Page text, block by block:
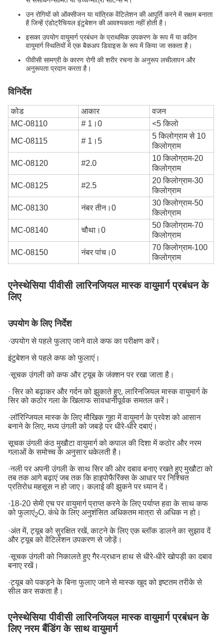
उन रोगियों को ऑक्सीजन या यांत्रिक वेंटिलेशन की आपूर्ति करने में सक्षम बनाता
है जिन्हें एंडोट्रैचियल इंटुबेशन की आवश्यकता नहीं होती है।
इसका उपयोग वायुमार्ग प्रबंधन के प्राथमिक उपकरण के रूप में या कठिन
वायुमार्ग स्थितियों में एक बैकअप डिवाइस के रूप में किया जा सकता है।
पीवीसी सामग्री के कारण रोगी की शरीर रचना के अनुरूप लचीलापन और
अनुरूपता प्रदान करता है।
विनिर्देश
कोड आकार
वजन
MC-08110
# 1।0 <5 किलो
MC-08115 # 1।5
5 किलोग्राम से 10
किलोग्राम
MC-08120 #2.0
10 किलोग्राम-20
किलोग्राम
MC-08125 #2.5
20 किलोग्राम-30
किलोग्राम
MC-08130 नंबर तीन।0
30 किलोग्राम-50
किलोग्राम
MC-08140 चौथा।0
50 किलोग्राम-70
किलोग्राम
MC-08150 नंबर पांच।0
70 किलोग्राम-100
किलोग्राम
एनेस्थेसिया पीवीसी लारिनजियल मास्क वायुमार्ग प्रबंधन के
लिए
उपयोग के लिए निर्देश
·उपयोग से पहले फुलाए जाने वाले कफ का परीक्षण करें।
इंटुबेशन से पहले कफ को फुलाएं।
·सूचक उंगली को कफ और ट्यूब के जंक्शन पर रखा जाता है।
· सिर को बढ़ाकर और गर्दन को झुकाते हुए, लारिनजियल मास्क वायुमार्ग के
सिर को कठोर गला के खिलाफ सावधानीपूर्वक समतल करें।
·लॉरिन्जियल मास्क के लिए मौखिक गुहा में वायुमार्ग के प्रवेश को आसान
बनाने के लिए, मध्य उंगली को जबड़े पर धीरे-धीरे दबाएं।
सूचक उंगली कंठ मुखौटा वायुमार्ग को कपाल की दिशा में कठोर और नरम
गलाओं के समोच्च के अनुसार धकेलती है।
·नली पर अपनी उंगली के साथ सिर की ओर दबाव बनाए रखते हुए मुखौटा को
तब तक आगे बढ़ाएं जब तक कि हाइपोफैरिंक्स के आधार पर निश्चित
प्रतिरोध महसूस न हो जाए। कलाई की झुकने पर ध्यान दें।
·18-20 सेमी एच पर वायुमार्ग प्राप्त करने के लिए पर्याप्त हवा के साथ कफ
को फुलाएं2O. कंधे के लिए अनुशंसित अधिकतम मात्रा से अधिक न हो।
·अंत में, ट्यूब को सुरक्षित रखें, काटने के लिए एक ब्लॉक डालने का सुझाव दें
और ट्यूब को वेंटिलेशन उपकरण से जोड़ें।
·सूचक उंगली को निकालते हुए गैर-प्रधान हाथ से धीरे-धीरे खोपड़ी का दबाव
बनाए रखें।
·ट्यूब को पकड़ने के बिना फुलाए जाने से मास्क खुद को इष्टतम तरीके से
सील कर सकता है।
एनेस्थेसिया पीवीसी लारिनजियल मास्क वायुमार्ग प्रबंधन के
लिए नरम बैंडिंग के साथ वायुमार्ग